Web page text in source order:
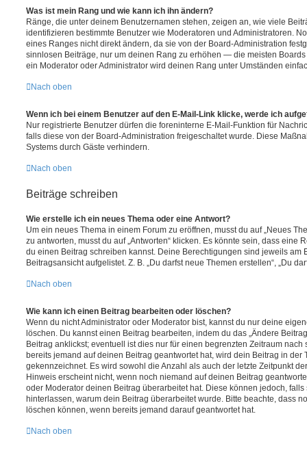
Was ist mein Rang und wie kann ich ihn ändern?
Ränge, die unter deinem Benutzernamen stehen, zeigen an, wie viele
identifizieren bestimmte Benutzer wie Moderatoren und Administratoren.
eines Ranges nicht direkt ändern, da sie von der Board-Administration
sinnlosen Beiträge, nur um deinen Rang zu erhöhen — die meisten
ein Moderator oder Administrator wird deinen Rang unter Umständen
Nach oben
Wenn ich bei einem Benutzer auf den E-Mail-Link klicke, werde ich
Nur registrierte Benutzer dürfen die foreninterne E-Mail-Funktion für
falls diese von der Board-Administration freigeschaltet wurde. Diese
Systems durch Gäste verhindern.
Nach oben
Beiträge schreiben
Wie erstelle ich ein neues Thema oder eine Antwort?
Um ein neues Thema in einem Forum zu eröffnen, musst du auf „Neues
zu antworten, musst du auf „Antworten“ klicken. Es könnte sein, dass eine
du einen Beitrag schreiben kannst. Deine Berechtigungen sind jeweils am
Beitragsansicht aufgelistet. Z. B. „Du darfst neue Themen erstellen“, „Du
Nach oben
Wie kann ich einen Beitrag bearbeiten oder löschen?
Wenn du nicht Administrator oder Moderator bist, kannst du nur deine
löschen. Du kannst einen Beitrag bearbeiten, indem du das „Ändere
Beitrag anklickst; eventuell ist dies nur für einen begrenzten Zeitraum
bereits jemand auf deinen Beitrag geantwortet hat, wird dein Beitrag in der
gekennzeichnet. Es wird sowohl die Anzahl als auch der letzte Zeitpunkt
Hinweis erscheint nicht, wenn noch niemand auf deinen Beitrag
oder Moderator deinen Beitrag überarbeitet hat. Diese können jedoch,
hinterlassen, warum dein Beitrag überarbeitet wurde. Bitte beachte, dass
löschen können, wenn bereits jemand darauf geantwortet hat.
Nach oben